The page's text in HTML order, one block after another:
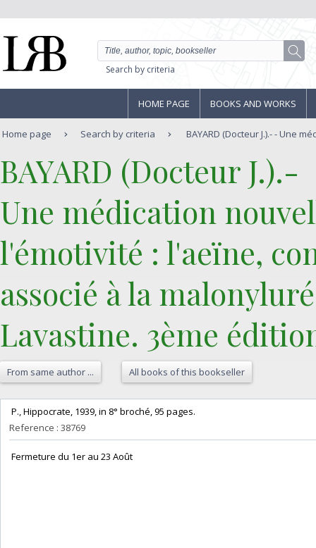
Search by criteria
HOME PAGE BOOKS AND WORKS
Home page Search by criteria BAYARD (Docteur J.).- - Une
‎BAYARD (Docteur J.).-‎
‎Une médication
l'émotivité : l'aeïne,
associé à la
Lavastine. 3ème
From same author ... All books of this bookseller
‎ P., Hippocrate, 1939, in 8° broché, 95 pages. ‎
Reference : 38769
‎ Fermeture du 1er au 23 Août‎